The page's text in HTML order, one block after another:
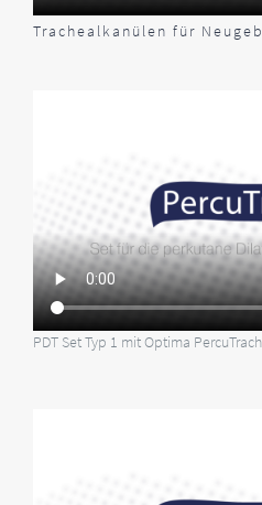
Trachealkanülen für
PDT Set Typ 1 mit Optima